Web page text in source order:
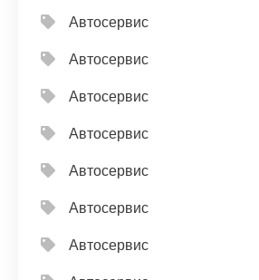
Автосервис
Автосервис
Автосервис
Автосервис
Автосервис
Автосервис
Автосервис